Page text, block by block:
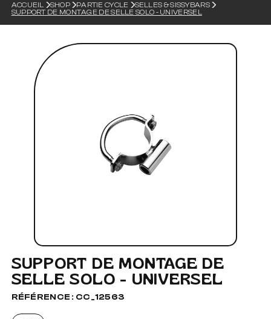
ACCUEIL SHOP PARTIE CYCLE
SELLES & SISSYBARS
SUPPORT DE MONTAGE DE SELLE SOLO - UNIVERSEL
SUPPORT DE MONTAGE DE
SELLE SOLO - UNIVERSEL
RÉFÉRENCE : CC_12563